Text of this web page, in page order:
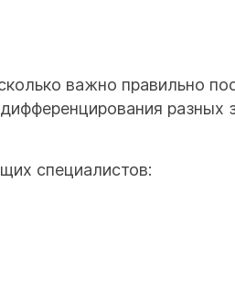
важно правильно
разных
специалистов: